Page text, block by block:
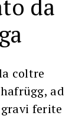
da
coltre
ad
ferite